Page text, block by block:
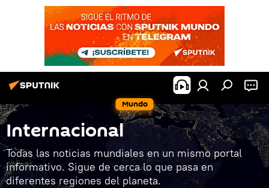
Mundo
Internacional
Todas las noticias mundiales en un mismo portal
informativo. Sigue de cerca lo que pasa en
diferentes regiones del planeta.